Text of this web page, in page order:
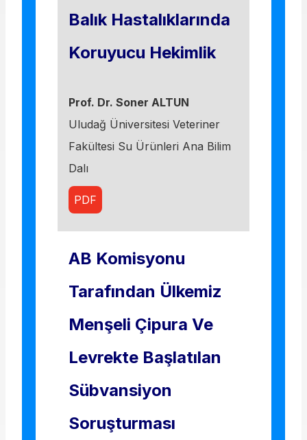
Balık Hastalıklarında
Koruyucu Hekimlik
Prof. Dr. Soner ALTUN
Uludağ Üniversitesi Veteriner
Fakültesi Su Ürünleri Ana Bilim
Dalı
PDF
AB Komisyonu
Tarafından Ülkemiz
Menşeli Çipura Ve
Levrekte Başlatılan
Sübvansiyon
Soruşturması